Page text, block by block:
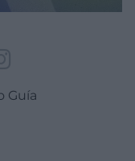
Guía